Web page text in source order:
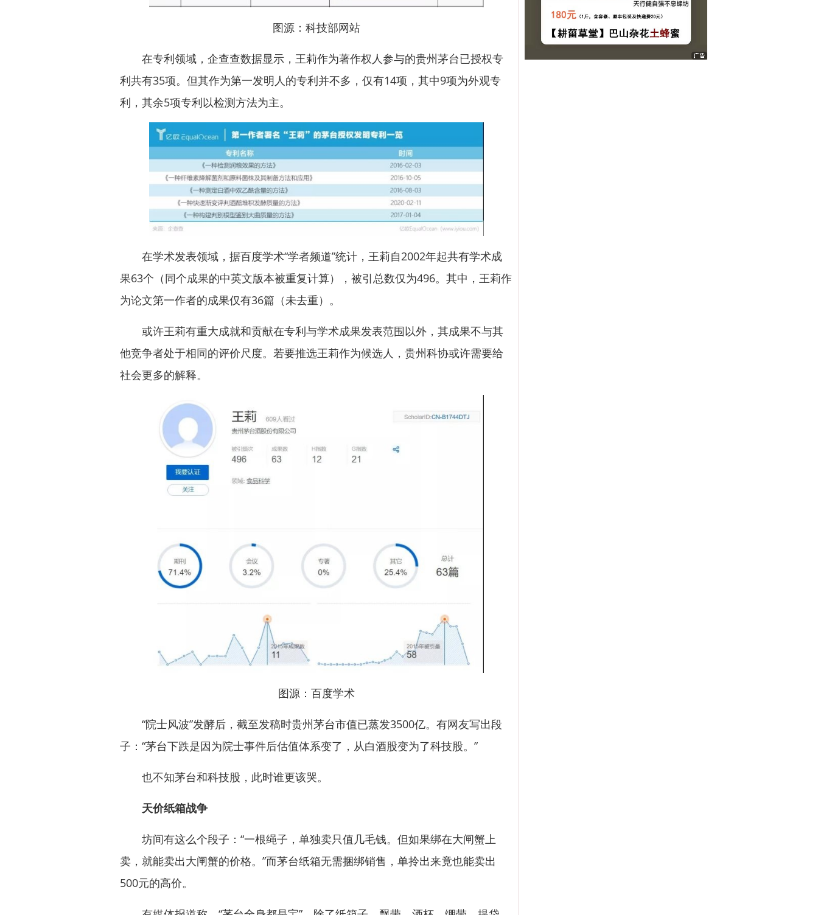
图源：科技部网站
在专利领域，企查查数据显示，王莉作为著作权人参与的贵州茅台已授权专
利共有35项。但其作为第一发明人的专利并不多，仅有14项，其中9项为外观专
利，其余5项专利以检测方法为主。
在学术发表领域，据百度学术“学者频道”统计，王莉自2002年起共有学术成
果63个（同个成果的中英文版本被重复计算），被引总数仅为496。其中，王莉作
为论文第一作者的成果仅有36篇（未去重）。
或许王莉有重大成就和贡献在专利与学术成果发表范围以外，其成果不与其
他竞争者处于相同的评价尺度。若要推选王莉作为候选人，贵州科协或许需要给
社会更多的解释。
图源：百度学术
“院士风波”发酵后，截至发稿时贵州茅台市值已蒸发3500亿。有网友写出段
子：“茅台下跌是因为院士事件后估值体系变了，从白酒股变为了科技股。”
也不知茅台和科技股，此时谁更该哭。
天价纸箱战争
坊间有这么个段子：“一根绳子，单独卖只值几毛钱。但如果绑在大闸蟹上
卖，就能卖出大闸蟹的价格。”而茅台纸箱无需捆绑销售，单拎出来竟也能卖出
500元的高价。